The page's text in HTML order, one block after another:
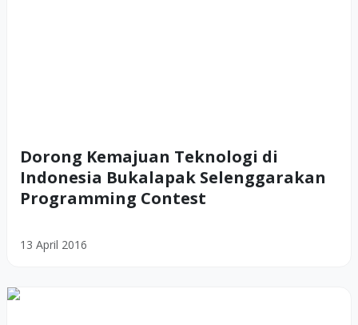
Dorong Kemajuan Teknologi di
Indonesia Bukalapak Selenggarakan
Programming Contest
13 April 2016